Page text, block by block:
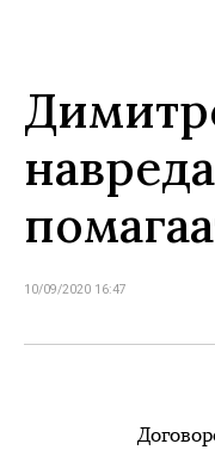
10/09/2020 16:47